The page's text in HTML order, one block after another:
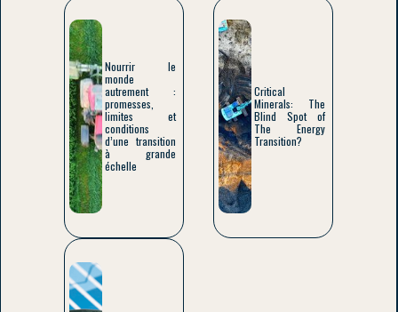
Critical
Minerals: The
Blind Spot of
The Energy
Transition?
Nourrir le
monde
autrement :
promesses,
limites et
conditions
d’une transition
à grande
échelle